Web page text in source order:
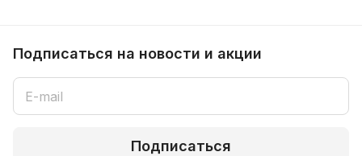
Подписаться на новости и акции
Подписаться